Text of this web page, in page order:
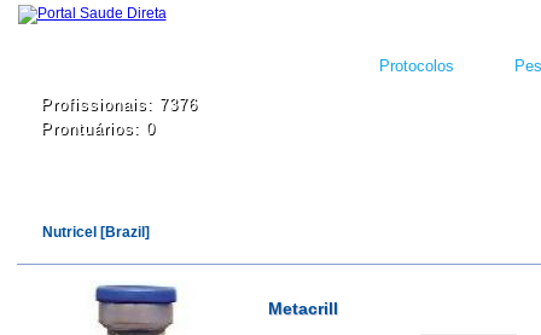
Protocolos
Profissionais: 7376
Prontuários: 0
Nutricel [Brazil]
Metacrill